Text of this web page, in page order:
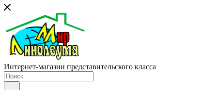
Интернет-магазин представительского класса